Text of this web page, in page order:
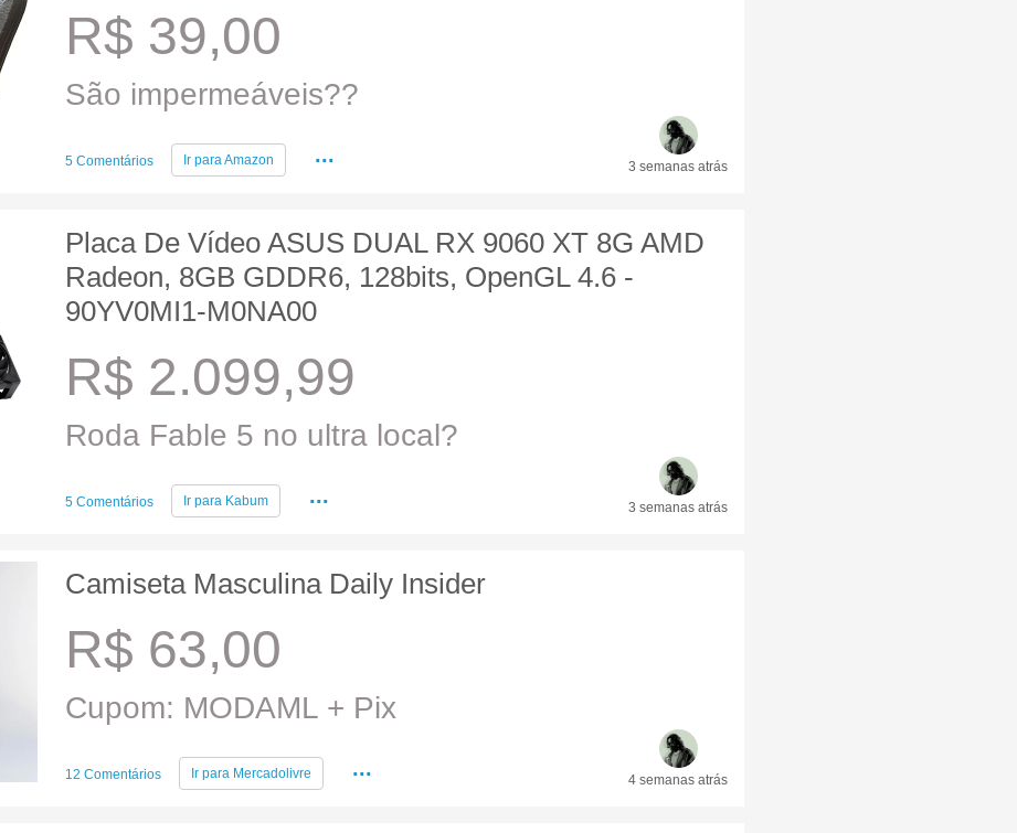
R$ 39,00
São impermeáveis??
5 Comentários Ir paraAmazon ... 3 semanas atrás
Placa De Vídeo ASUS DUAL RX 9060 XT 8G AMD
Radeon, 8GB GDDR6, 128bits, OpenGL 4.6 -
90YV0MI1-M0NA00
R$ 2.099,99
Roda Fable 5 no ultra local?
5 Comentários Ir para Kabum ... 3 semanas atrás
Camiseta Masculina Daily Insider
R$ 63,00
Cupom: MODAML + Pix
12 Comentários Ir para Mercadolivre ... 4 semanas atrás